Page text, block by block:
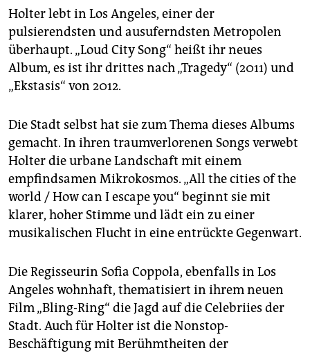
Holter lebt in Los Angeles, einer der
pulsierendsten und ausuferndsten Metropolen
überhaupt. „Loud City Song“ heißt ihr neues
Album, es ist ihr drittes nach „Tragedy“ (2011) und
„Ekstasis“ von 2012.
Die Stadt selbst hat sie zum Thema dieses Albums
gemacht. In ihren traumverlorenen Songs verwebt
Holter die urbane Landschaft mit einem
empfindsamen Mikrokosmos. „All the cities of the
world / How can I escape you“ beginnt sie mit
klarer, hoher Stimme und lädt ein zu einer
musikalischen Flucht in eine entrückte Gegenwart.
Die Regisseurin Sofia Coppola, ebenfalls in Los
Angeles wohnhaft, thematisiert in ihrem neuen
Film „Bling-Ring“ die Jagd auf die Celebriies der
Stadt. Auch für Holter ist die Nonstop-
Beschäftigung mit Berühmtheiten der